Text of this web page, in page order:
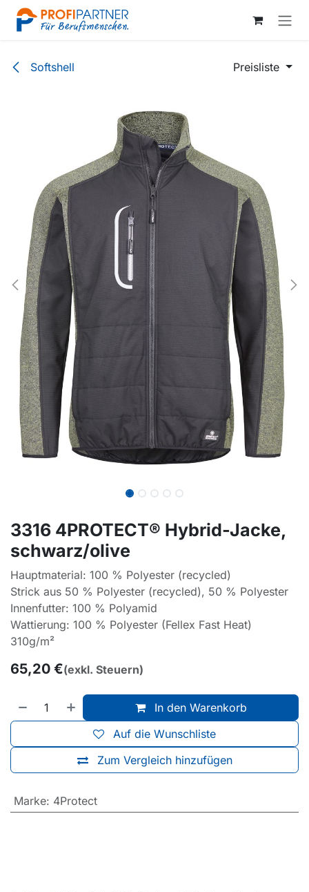
Zum Inhalt springen
Softshell Preisliste
3316 4PROTECT® Hybrid-Jacke,
schwarz/olive
Hauptmaterial: 100 % Polyester (recycled)
Strick aus 50 % Polyester (recycled), 50 % Polyester
Innenfutter: 100 % Polyamid
Wattierung: 100 % Polyester (Fellex Fast Heat)
310g/m²
65,20 €(exkl. Steuern)
In den Warenkorb
Zum Vergleich hinzufügen
Auf die Wunschliste
Marke: 4Protect